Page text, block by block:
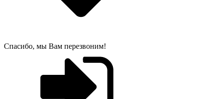
Спасибо, мы Вам перезвоним!